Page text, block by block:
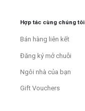
Hợp tác cùng chúng tôi
Bán hàng liên kết
Đăng ký mở chuỗi
Ngôi nhà của bạn
Gift Vouchers